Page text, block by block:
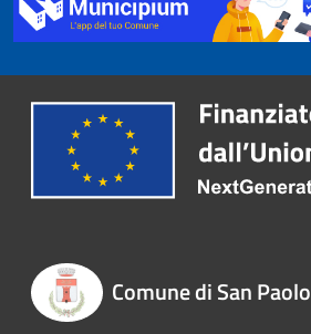
Comune di San Paolo